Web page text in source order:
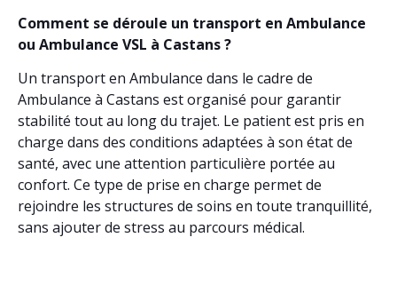
Comment se déroule un transport en Ambulance
ou Ambulance VSL à Castans ?
Un transport en Ambulance dans le cadre de
Ambulance à Castans est organisé pour garantir
stabilité tout au long du trajet. Le patient est pris en
charge dans des conditions adaptées à son état de
santé, avec une attention particulière portée au
confort. Ce type de prise en charge permet de
rejoindre les structures de soins en toute tranquillité,
sans ajouter de stress au parcours médical.